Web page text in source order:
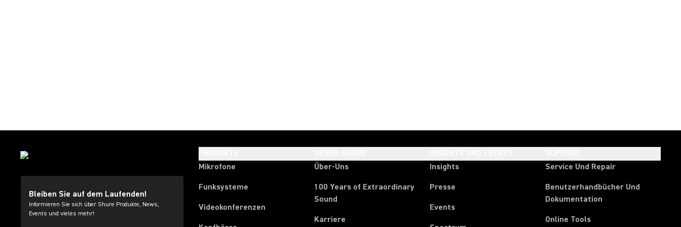
Bleiben Sie auf dem Laufenden!
Informieren Sie sich über Shure Produkte, News,
Events und vieles mehr!
Mikrofone
Funksysteme
Videokonferenzen
Über-Uns
100 Years of Extraordinary
Sound
Karriere
Insights
Presse
Events
Service Und Repair
Benutzerhandbücher Und
Dokumentation
Online Tools